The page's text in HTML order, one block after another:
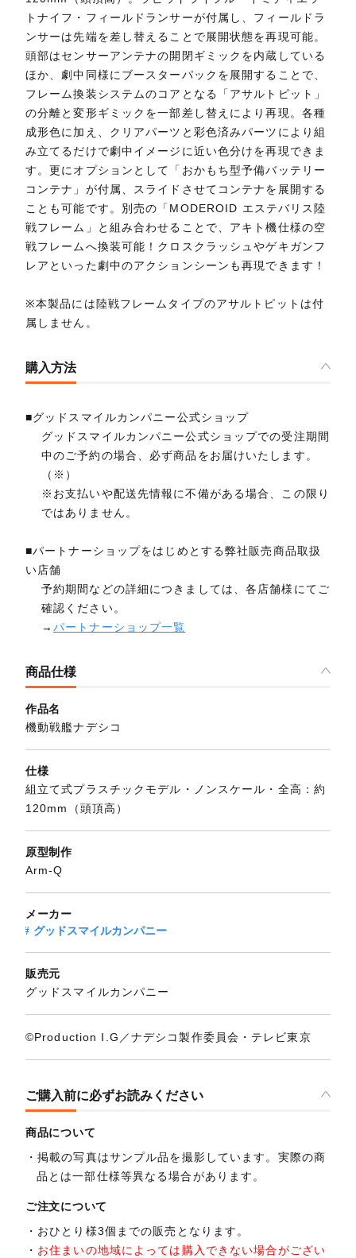
トナイフ・フィールドランサーが付属し、フィールドラ
ンサーは先端を差し替えることで展開状態を再現可能。
頭部はセンサーアンテナの開閉ギミックを内蔵している
ほか、劇中同様にブースターパックを展開することで、
フレーム換装システムのコアとなる「アサルトピット」
の分離と変形ギミックを一部差し替えにより再現。各種
成形色に加え、クリアパーツと彩色済みパーツにより組
み立てるだけで劇中イメージに近い色分けを再現できま
す。更にオプションとして「おかもち型予備バッテリー
コンテナ」が付属、スライドさせてコンテナを展開する
ことも可能です。別売の「MODEROID エステバリス陸
戦フレーム」と組み合わせることで、アキト機仕様の空
戦フレームへ換装可能！クロスクラッシュやゲキガンフ
レアといった劇中のアクションシーンも再現できます！
※本製品には陸戦フレームタイプのアサルトピットは付
属しません。
購入方法
■グッドスマイルカンパニー公式ショップ
グッドスマイルカンパニー公式ショップでの受注期間
中のご予約の場合、必ず商品をお届けいたします。
（※）
※お支払いや配送先情報に不備がある場合、この限り
ではありません。
■パートナーショップをはじめとする弊社販売商品取扱
い店舗
予約期間などの詳細につきましては、各店舗様にてご
確認ください。
→パートナーショップ一覧
商品仕様
作品名
機動戦艦ナデシコ
仕様
組立て式プラスチックモデル・ノンスケール・全高：約
120mm（頭頂高）
原型制作
Arm-Q
メーカー
グッドスマイルカンパニー
販売元
グッドスマイルカンパニー
©Production I.G／ナデシコ製作委員会・テレビ東京
ご購入前に必ずお読みください
商品について
掲載の写真はサンプル品を撮影しています。実際の商
品とは一部仕様等異なる場合があります。
ご注文について
おひとり様3個までの販売となります。
お住まいの地域によっては購入できない場合がござい